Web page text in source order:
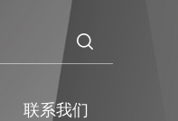
联系我们